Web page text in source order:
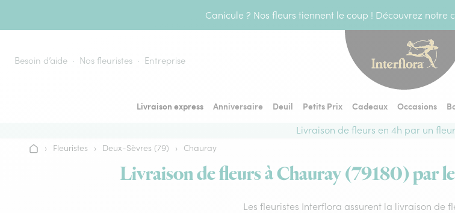
Canicule ? Nos fleurs tiennent le coup ! Découvrez
Besoin d’aide Nos fleuristes Entreprise
Livraison express Anniversaire Deuil Petits Prix Cadeaux Occasions
Livraison de fleurs en 4h par un
Accueil
› Fleuristes › Deux-Sèvres (79) › Chauray
Livraison de fleurs à Chauray (79180) par
Les fleuristes Interflora assurent la livraison de